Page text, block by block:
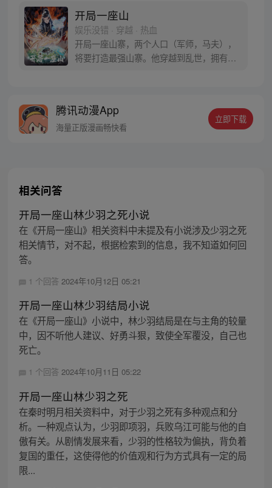
开局一座山
娱乐没错 · 穿越 · 热血
开局一座山寨，两个人口（军师，马夫），
将要打造最强山寨。他穿越到乱世，拥有一
名震古今，问一声：王侯将相，宁有种乎！
腾讯动漫App
海量正版漫画畅快看
立即下载
相关问答
开局一座山林少羽之死小说
在《开局一座山》相关资料中未提及有小说涉及少羽之死
相关情节，对不起，根据检索到的信息，我不知道如何回
答。
1 个回答 2024年10月12日 05:21
开局一座山林少羽结局小说
在《开局一座山》小说中，林少羽结局是在与主角的较量
中，因不听他人建议、好勇斗狠，致使全军覆没，自己也
死亡。
1 个回答 2024年10月11日 05:22
开局一座山林少羽之死
在秦时明月相关资料中，对于少羽之死有多种观点和分
析。一种观点认为，少羽即项羽，兵败乌江可能与他的自
傲有关。从剧情发展来看，少羽的性格较为偏执，背负着
复国的重任，这使得他的价值观和行为方式具有一定的局
限...